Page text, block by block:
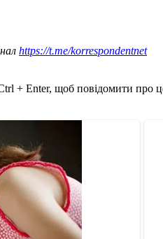
https://t.me/korrespondentnet
+ Enter, щоб повідомити про